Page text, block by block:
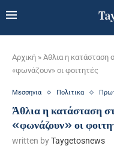
Αρχική » Άθλια η κατάσταση
«φωνάζουν» οι φοιτητές
Μεσσηνια Πολιτικα
Άθλια η κατάσταση
«φωνάζουν» οι
written byTaygetosnews